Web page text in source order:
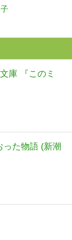
庫 『このミ
た物語 (新潮